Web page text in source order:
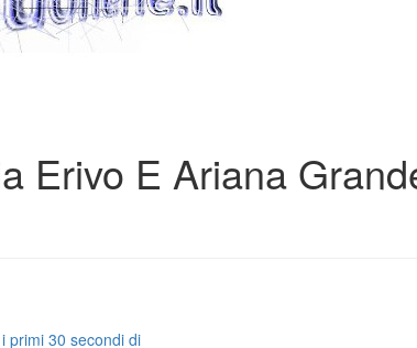
Erivo E Ariana
primi 30 secondi di